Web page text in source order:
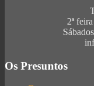
2ª
Os Presuntos